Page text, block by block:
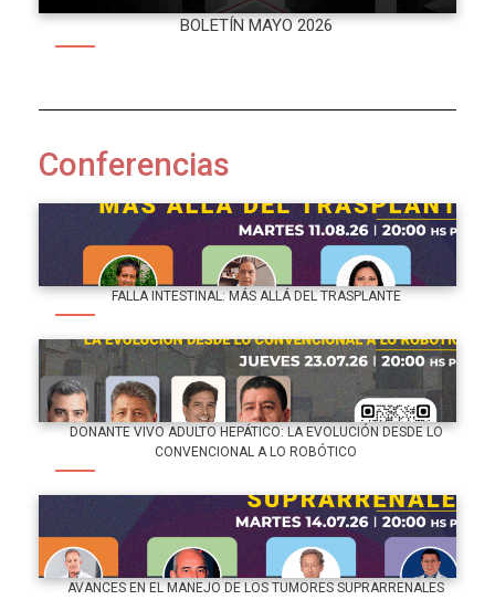
BOLETÍN MAYO 2026
Conferencias
FALLA INTESTINAL: MÁS ALLÁ DEL TRASPLANTE
DONANTE VIVO ADULTO HEPÁTICO: LA EVOLUCIÓN DESDE LO
CONVENCIONAL A LO ROBÓTICO
AVANCES EN EL MANEJO DE LOS TUMORES SUPRARRENALES